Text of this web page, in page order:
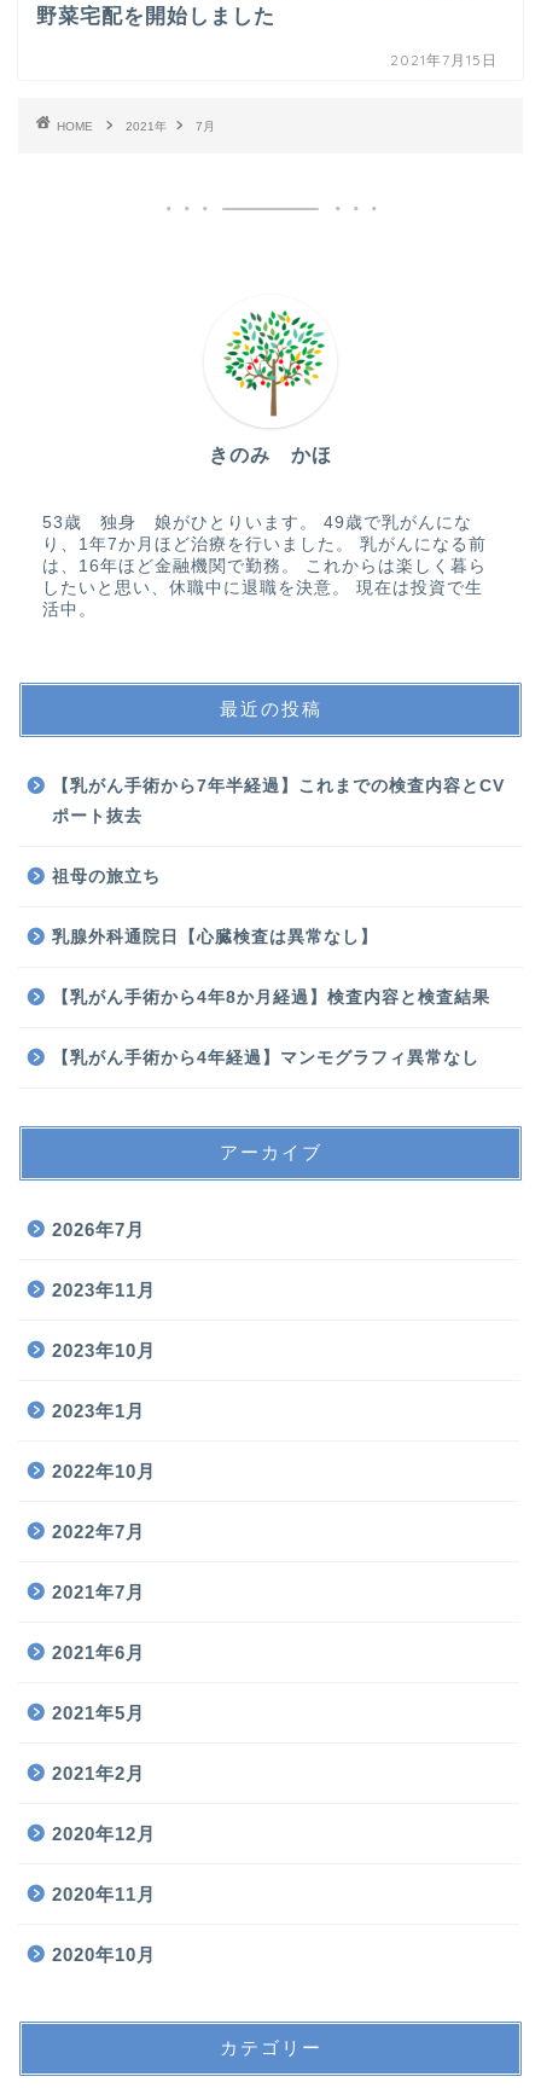
野菜宅配を開始しました
2021年7月15日
HOME 2021年 7月
きのみ かほ
53歳 独身 娘がひとりいます。 49歳で乳がんにな
り、1年7か月ほど治療を行いました。 乳がんになる前
は、16年ほど金融機関で勤務。 これからは楽しく暮ら
したいと思い、休職中に退職を決意。 現在は投資で生
活中。
最近の投稿
【乳がん手術から7年半経過】これまでの検査内容とCV
ポート抜去
祖母の旅立ち
乳腺外科通院日【心臓検査は異常なし】
【乳がん手術から4年8か月経過】検査内容と検査結果
【乳がん手術から4年経過】マンモグラフィ異常なし
アーカイブ
2026年7月
2023年11月
2023年10月
2023年1月
2022年10月
2022年7月
2021年7月
2021年6月
2021年5月
2021年2月
2020年12月
2020年11月
2020年10月
カテゴリー